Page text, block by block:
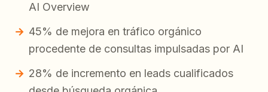
AI Overview
45% de mejora en tráfico orgánico
procedente de consultas impulsadas por AI
28% de incremento en leads cualificados